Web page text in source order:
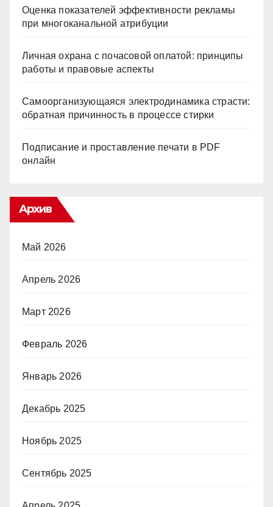
Оценка показателей эффективности рекламы
при многоканальной атрибуции
Личная охрана с почасовой оплатой: принципы
работы и правовые аспекты
Самоорганизующаяся электродинамика страсти:
обратная причинность в процессе стирки
Подписание и проставление печати в PDF
онлайн
Архив
Май 2026
Апрель 2026
Март 2026
Февраль 2026
Январь 2026
Декабрь 2025
Ноябрь 2025
Сентябрь 2025